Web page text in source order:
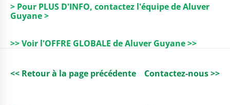
> Pour PLUS D'INFO, contactez l'équipe de Aluver
Guyane >
>> Voir l'OFFRE GLOBALE de Aluver Guyane >>
<< Retour à la page précédente Contactez-nous >>